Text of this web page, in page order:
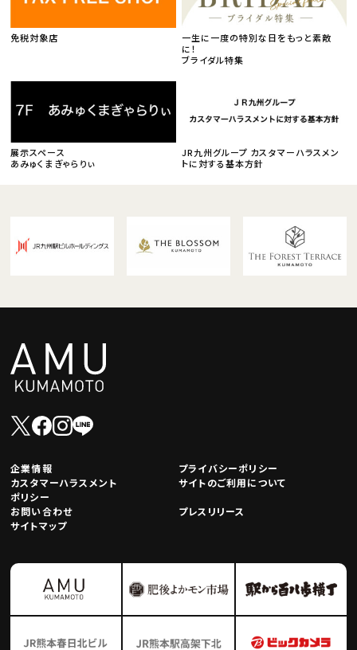
免税対象店
一生に一度の特別な日をもっと素敵
に！
ブライダル特集
展示スペース
あみゅくまぎゃらりぃ
JR九州グループ カスタマーハラスメン
トに対する基本方針
企業情報
プライバシーポリシー
カスタマーハラスメント
ポリシー
サイトのご利用について
お問い合わせ
プレスリリース
サイトマップ